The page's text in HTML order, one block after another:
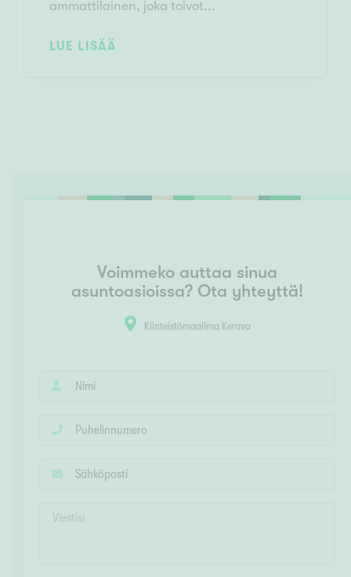
ammattilainen, joka toivot...
LUE LISÄÄ
Voimmeko auttaa sinua
asuntoasioissa? Ota yhteyttä!
Kiinteistömaailma Kerava